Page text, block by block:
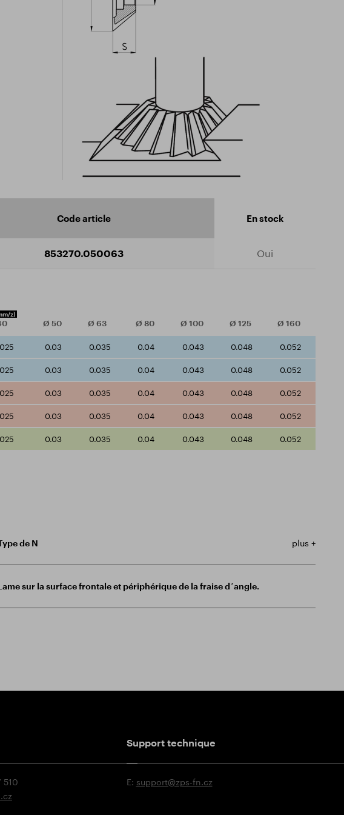
Code article En stock
853270.050063 Oui
z)
Ø 50 Ø 63 Ø 80 Ø 100 Ø 125 Ø 160
0.03 0.035 0.04 0.043 0.048 0.052
0.03 0.035 0.04 0.043 0.048 0.052
0.03 0.035 0.04 0.043 0.048 0.052
0.03 0.035 0.04 0.043 0.048 0.052
0.03 0.035 0.04 0.043 0.048 0.052
de N plus +
sur la surface frontale et périphérique de la fraise d´angle.
510
Support technique
E: support@zps-fn.cz